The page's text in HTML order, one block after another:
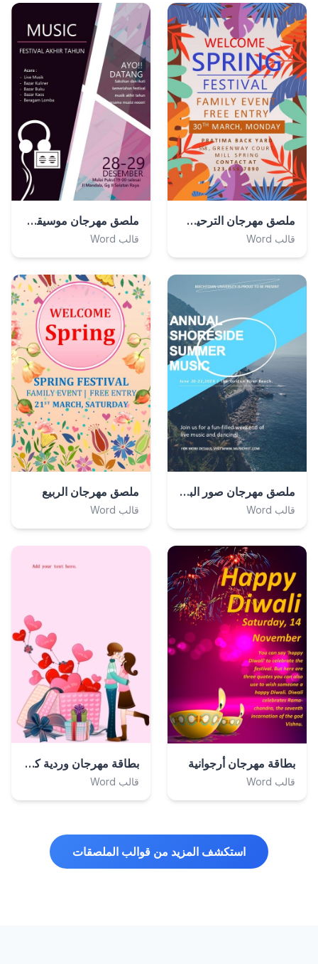
ملصق مهرجان الترحيب بالربيع
قالب Word
ملصق مهرجان موسيقي ملون
قالب Word
ملصق مهرجان صور البحر الأزرق
قالب Word
ملصق مهرجان الربيع
قالب Word
بطاقة مهرجان أرجوانية
قالب Word
بطاقة مهرجان وردية كرتونية
قالب Word
استكشف المزيد من قوالب الملصقات